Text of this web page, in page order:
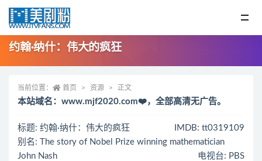
约翰·纳什：伟大的疯狂
当前位置： 首页 资源 正文
本站域名：www.mjf2020.com❤️，全部高清无广告。
标题: 约翰·纳什：伟大的疯狂
IMDB: tt0319109
别名: The story of Nobel Prize winning mathematician
John Nash
电视台: PBS